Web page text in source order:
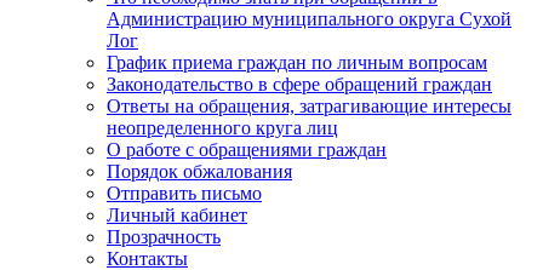
Администрацию муниципального округа Сухой
Лог
График приема граждан по личным вопросам
Законодательство в сфере обращений граждан
Ответы на обращения, затрагивающие интересы
неопределенного круга лиц
О работе с обращениями граждан
Порядок обжалования
Отправить письмо
Личный кабинет
Прозрачность
Контакты